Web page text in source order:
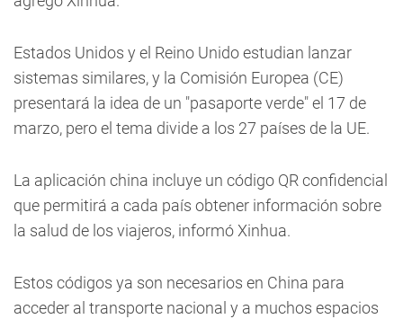
Estados Unidos y el Reino Unido estudian lanzar
sistemas similares, y la Comisión Europea (CE)
presentará la idea de un "pasaporte verde" el 17 de
marzo, pero el tema divide a los 27 países de la UE.
La aplicación china incluye un código QR confidencial
que permitirá a cada país obtener información sobre
la salud de los viajeros, informó Xinhua.
Estos códigos ya son necesarios en China para
acceder al transporte nacional y a muchos espacios